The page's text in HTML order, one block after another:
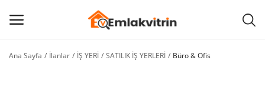
İlan
Ana Sayfa İlanlar İŞ YERİ SATILIK İŞ YERLERİ Büro & Ofis